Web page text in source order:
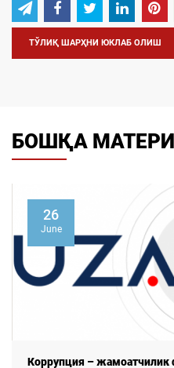
ТЎЛИҚ ШАРҲНИ ЮКЛАБ ОЛИШ
БОШҚА
26
June
Коррупция – жамоатчилик